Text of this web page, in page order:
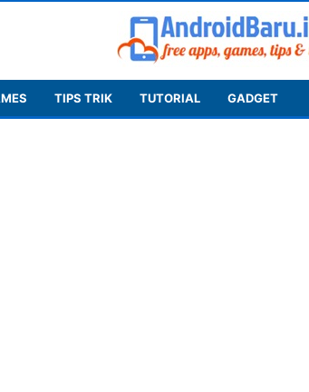
TIPS TRIK TUTORIAL GADGET